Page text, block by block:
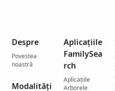
Despre
Povestea
noastră
Modalități
Aplicațiile
FamilySea
rch
Aplicațiile
Arborele